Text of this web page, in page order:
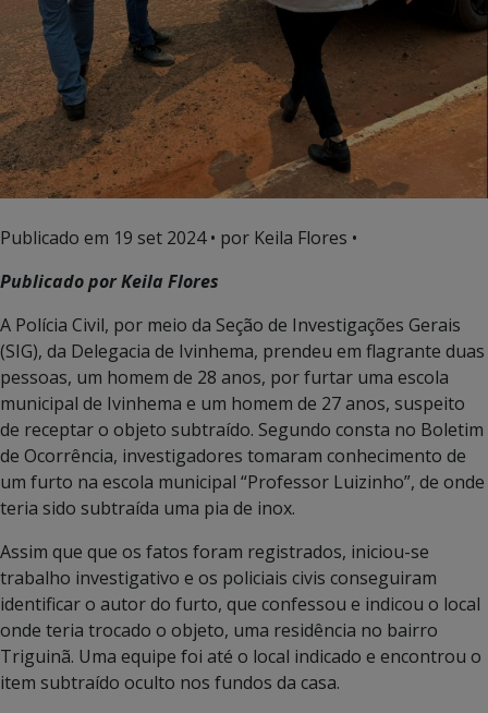
Publicado em 19 set 2024• por Keila Flores •
Publicado por Keila Flores
A Polícia Civil, por meio da Seção de Investigações Gerais
(SIG), da Delegacia de Ivinhema, prendeu em flagrante duas
pessoas, um homem de 28 anos, por furtar uma escola
municipal de Ivinhema e um homem de 27 anos, suspeito
de receptar o objeto subtraído. Segundo consta no Boletim
de Ocorrência, investigadores tomaram conhecimento de
um furto na escola municipal “Professor Luizinho”, de onde
teria sido subtraída uma pia de inox.
Assim que que os fatos foram registrados, iniciou-se
trabalho investigativo e os policiais civis conseguiram
identificar o autor do furto, que confessou e indicou o local
onde teria trocado o objeto, uma residência no bairro
Triguinã. Uma equipe foi até o local indicado e encontrou o
item subtraído oculto nos fundos da casa.